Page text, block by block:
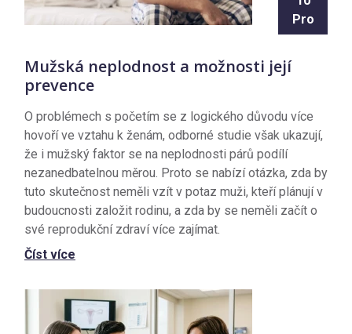
Pro
Mužská neplodnost a možnosti její
prevence
O problémech s početím se z logického důvodu více
hovoří ve vztahu k ženám, odborné studie však ukazují,
že i mužský faktor se na neplodnosti párů podílí
nezanedbatelnou měrou. Proto se nabízí otázka, zda by
tuto skutečnost neměli vzít v potaz muži, kteří plánují v
budoucnosti založit rodinu, a zda by se neměli začít o
své reprodukční zdraví více zajímat.
Číst více